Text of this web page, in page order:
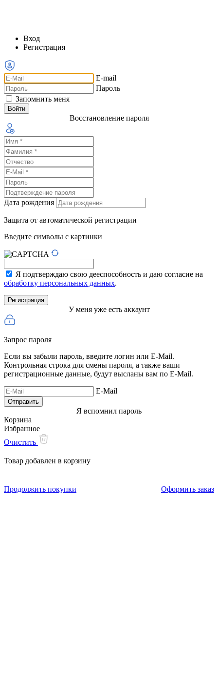
Вход
Регистрация
E-mail
Пароль
Запомнить меня
Восстановление пароля
Дата рождения
Защита от автоматической регистрации
Введите символы с картинки
Я подтверждаю свою дееспособность и даю согласие на
обработку персональных данных.
У меня уже есть аккаунт
Запрос пароля
Если вы забыли пароль, введите логин или E-Mail.
Контрольная строка для смены пароля, а также ваши
регистрационные данные, будут высланы вам по E-Mail.
E-Mail
Я вспомнил пароль
Корзина
Избранное
Очистить
Товар добавлен в корзину
Продолжить покупки Оформить заказ